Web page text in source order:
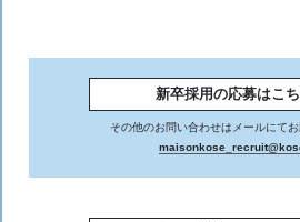
新卒採用の応募はこ
その他のお問い合わせはメールにてお